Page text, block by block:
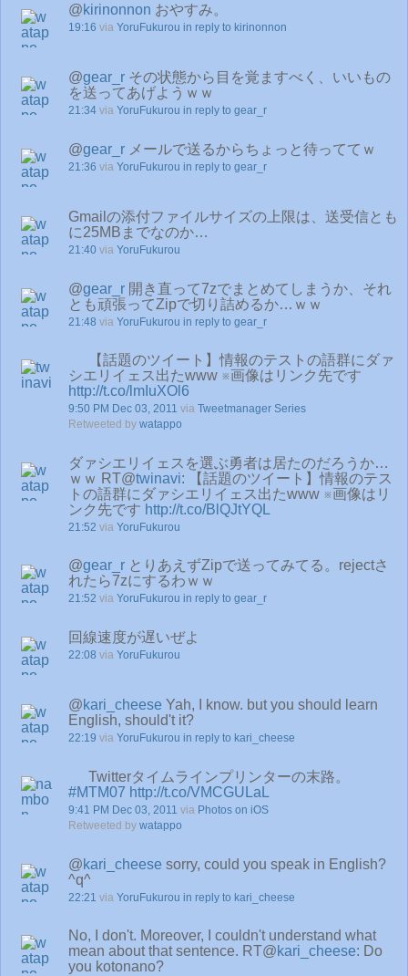
@kirinonnon おやすみ。
19:16 via YoruFukurou in reply to kirinonnon
@gear_r その状態から目を覚ますべく、いいもの
を送ってあげようｗｗ
21:34 via YoruFukurou in reply to gear_r
@gear_r メールで送るからちょっと待っててｗ
21:36 via YoruFukurou in reply to gear_r
Gmailの添付ファイルサイズの上限は、送受信とも
に25MBまでなのか…
21:40 via YoruFukurou
@gear_r 開き直って7zでまとめてしまうか、それ
とも頑張ってZipで切り詰めるか…ｗｗ
21:48 via YoruFukurou in reply to gear_r
【話題のツイート】情報のテストの語群にダァ
シエリイェス出たwww ※画像はリンク先です
http://t.co/lmIuXOl6
9:50 PM Dec 03, 2011 via Tweetmanager Series
Retweeted by watappo
ダァシエリイェスを選ぶ勇者は居たのだろうか…
ｗｗ RT@twinavi: 【話題のツイート】情報のテス
トの語群にダァシエリイェス出たwww ※画像はリ
ンク先です http://t.co/BlQJtYQL
21:52 via YoruFukurou
@gear_r とりあえずZipで送ってみてる。rejectさ
れたら7zにするわｗｗ
21:52 via YoruFukurou in reply to gear_r
回線速度が遅いぜよ
22:08 via YoruFukurou
@kari_cheese Yah, I know. but you should learn
English, should't it?
22:19 via YoruFukurou in reply to kari_cheese
Twitterタイムラインプリンターの末路。
#MTM07 http://t.co/VMCGULaL
9:41 PM Dec 03, 2011 via Photos on iOS
Retweeted by watappo
@kari_cheese sorry, could you speak in English?
^q^
22:21 via YoruFukurou in reply to kari_cheese
No, I don't. Moreover, I couldn't understand what
mean about that sentence. RT@kari_cheese: Do
you kotonano?